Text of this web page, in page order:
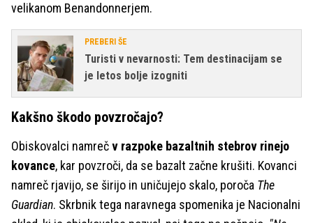
velikanom Benandonnerjem.
PREBERI ŠE
Turisti v nevarnosti: Tem destinacijam se
je letos bolje izogniti
Kakšno škodo povzročajo?
Obiskovalci namrečv razpoke bazaltnih stebrov rinejo
kovance, kar povzroči, da se bazalt začne krušiti. Kovanci
namreč rjavijo, se širijo in uničujejo skalo, poroča The
Guardian. Skrbnik tega naravnega spomenika je Nacionalni